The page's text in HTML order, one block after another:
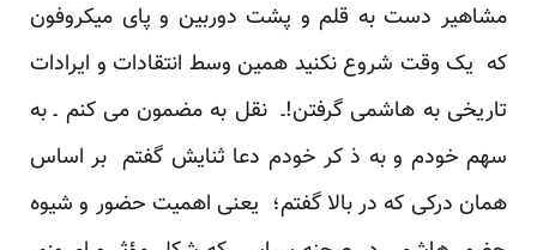
مشاهیر دست به قلم و پشت دوربین و پای میکروفون
که یک وقت شروع نکنید همین وسط انتقادات و ایرادات
تاریخی به هاشمی گرفتن!ـ نقل به مضمون می کنم ـ به
سهم خودم و به ذ کر خودم دعا ثنایش گفتم بر اساس
همان درکی که در بالا گفتم؛ یعنی اهمیت حضور و شیوه